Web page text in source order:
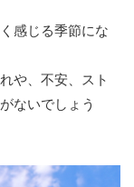
感じる季節にな
や、不安、スト
ないでしょう